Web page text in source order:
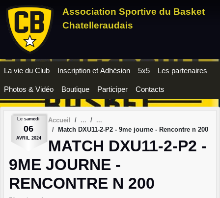
Association Sportive du Basket
Chatelleraudais
La vie du Club Inscription et Adhésion 5x5 Les partenaires
Photos & Vidéo Boutique Participer Contacts
Le samedi
06
AVRIL 2024
Accueil
Match DXU11-2-P2 - 9me journe - Rencontre n 200
MATCH DXU11-2-P2 -
9ME JOURNE -
RENCONTRE N 200
Panneau de gestion des cookies